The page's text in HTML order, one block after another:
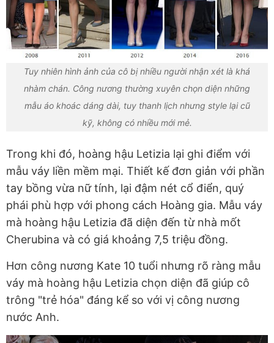
Tuy nhiên hình ảnh của cô bị nhiều người nhận xét là khá
nhàm chán. Công nương thường xuyên chọn diện những
mẫu áo khoác dáng dài, tuy thanh lịch nhưng style lại cũ
kỹ, không có nhiều mới mẻ.
Trong khi đó, hoàng hậu Letizia lại ghi điểm với
mẫu váy liền mềm mại. Thiết kế đơn giản với phần
tay bồng vừa nữ tính, lại đậm nét cổ điển, quý
phái phù hợp với phong cách Hoàng gia. Mẫu váy
mà hoàng hậu Letizia đã diện đến từ nhà mốt
Cherubina và có giá khoảng 7,5 triệu đồng.
Hơn công nương Kate 10 tuổi nhưng rõ ràng mẫu
váy mà hoàng hậu Letizia chọn diện đã giúp cô
trông "trẻ hóa" đáng kể so với vị công nương
nước Anh.